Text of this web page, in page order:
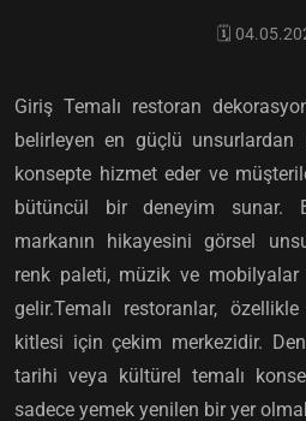
🗓️
Giriş Temalı restoran
belirleyen en güçlü unsurlardan
konsepte hizmet eder ve
bütüncül bir deneyim sunar.
markanın hikayesini görsel
renk paleti, müzik ve mobilyalar
gelir.Temalı restoranlar,
kitlesi için çekim merkezidir.
tarihi veya kültürel temalı
sadece yemek yenilen bir yer